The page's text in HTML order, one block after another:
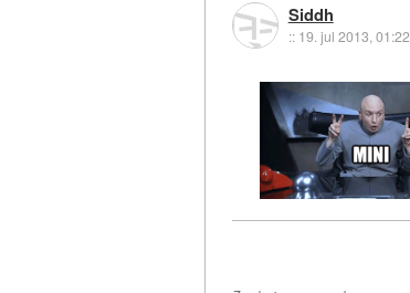
Siddh
:: 19. jul 2013, 01:22